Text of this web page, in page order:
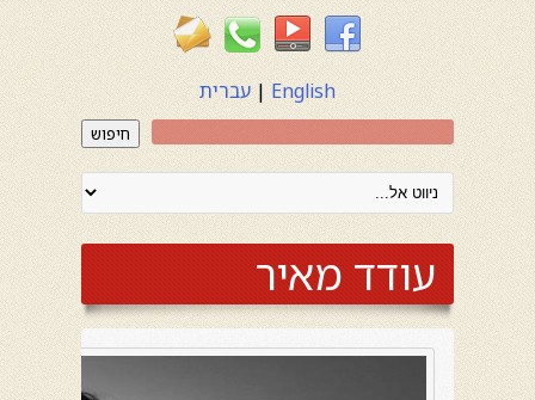
English
| עברית
חיפוש
עודד מאיר